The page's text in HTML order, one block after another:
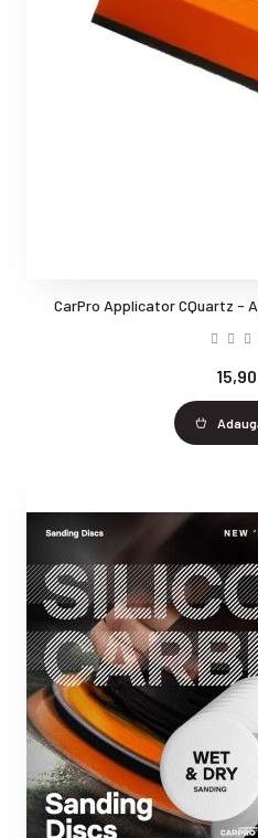
CarPro Applicator CQuartz -